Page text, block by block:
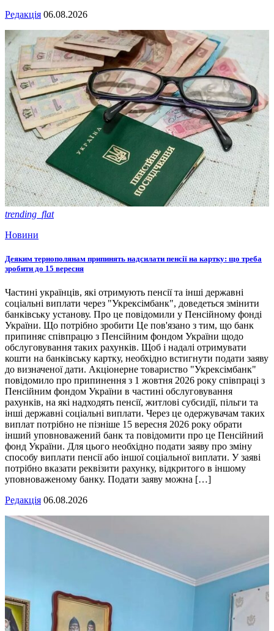
Редакція 06.08.2026
trending_flat
Новини
Деяким тернополянам припинять надсилати пенсії на картку: що треба
зробити до 15 вересня
Частині українців, які отримують пенсії та інші державні
соціальні виплати через "Укрексімбанк", доведеться змінити
банківську установу. Про це повідомили у Пенсійному фонді
України. Що потрібно зробити Це пов'язано з тим, що банк
припиняє співпрацю з Пенсійним фондом України щодо
обслуговування таких рахунків. Щоб і надалі отримувати
кошти на банківську картку, необхідно встигнути подати заяву
до визначеної дати. Акціонерне товариство "Укрексімбанк"
повідомило про припинення з 1 жовтня 2026 року співпраці з
Пенсійним фондом України в частині обслуговування
рахунків, на які надходять пенсії, житлові субсидії, пільги та
інші державні соціальні виплати. Через це одержувачам таких
виплат потрібно не пізніше 15 вересня 2026 року обрати
інший уповноважений банк та повідомити про це Пенсійний
фонд України. Для цього необхідно подати заяву про зміну
способу виплати пенсії або іншої соціальної виплати. У заяві
потрібно вказати реквізити рахунку, відкритого в іншому
уповноваженому банку. Подати заяву можна […]
Редакція 06.08.2026